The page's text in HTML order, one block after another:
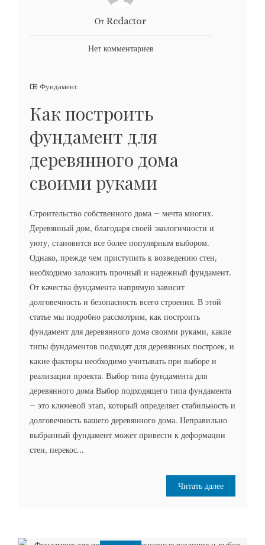
От Redactor
Нет комментариев
Фундамент
Как построить
фундамент для
деревянного дома
своими руками
Строительство собственного дома – мечта многих.
Деревянный дом, благодаря своей экологичности и
уюту, становится все более популярным выбором.
Однако, прежде чем приступить к возведению стен,
необходимо заложить прочный и надежный фундамент.
От качества фундамента напрямую зависит
долговечность и безопасность всего строения. В этой
статье мы подробно рассмотрим, как построить
фундамент для деревянного дома своими руками, какие
типы фундаментов подходят для деревянных построек, и
какие факторы необходимо учитывать при выборе и
реализации проекта. Выбор типа фундамента для
деревянного дома Выбор подходящего типа фундамента
– это ключевой этап, который определяет стабильность и
долговечность вашего деревянного дома. Неправильно
выбранный фундамент может привести к деформации
стен, перекос...
Читать далее